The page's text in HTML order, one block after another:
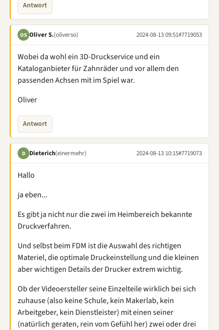
Antwort
OS Oliver S.(oliverso) 2024-08-13 09:51#7719053
Wobei da wohl ein 3D-Druckservice und ein
Kataloganbieter für Zahnräder und vor allem den
passenden Achsen mit im Spiel war.
Oliver
Antwort
D Dieterich(einermehr) 2024-08-13 10:15#7719073
Hallo
ja eben...
Es gibt ja nicht nur die zwei im Heimbereich bekannte
Druckverfahren.
Und selbst beim FDM ist die Auswahl des richtigen
Materiel, die optimale Druckeinstellung und die kleinen
aber wichtigen Details der Drucker extrem wichtig.
Ob der Videoersteller seine Einzelteile wirklich bei sich
zuhause (also keine Schule, kein Makerlab, kein
Arbeitgeber, kein Dienstleister) mit einen seiner
(natürlich geraten, rein vom Gefühl her) zwei oder drei